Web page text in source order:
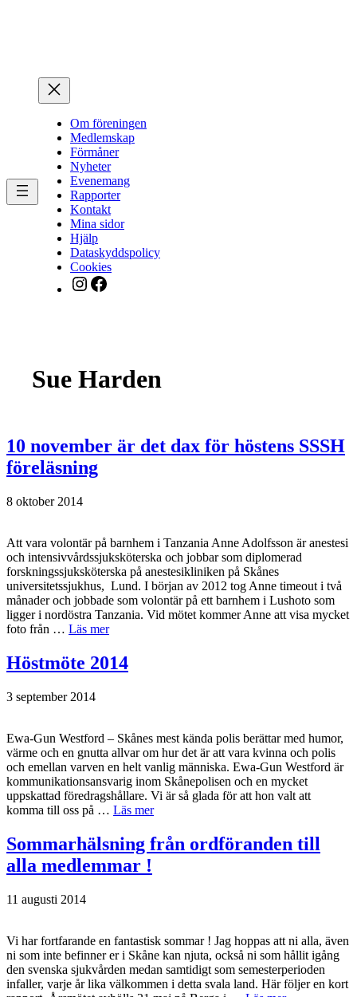
Om föreningen
Medlemskap
Förmåner
Nyheter
Evenemang
Rapporter
Kontakt
Mina sidor
Hjälp
Dataskyddspolicy
Cookies
Instagram
Facebook
Sue Harden
10 november är det dax för höstens SSSH
föreläsning
8 oktober 2014
Att vara volontär på barnhem i Tanzania Anne Adolfsson är anestesi
och intensivvårdssjuksköterska och jobbar som diplomerad
forskningssjuksköterska på anestesikliniken på Skånes
universitetssjukhus, Lund. I början av 2012 tog Anne timeout i två
månader och jobbade som volontär på ett barnhem i Lushoto som
ligger i nordöstra Tanzania. Vid mötet kommer Anne att visa mycket
foto från … Läs mer
Höstmöte 2014
3 september 2014
Ewa-Gun Westford – Skånes mest kända polis berättar med humor,
värme och en gnutta allvar om hur det är att vara kvinna och polis
och emellan varven en helt vanlig människa. Ewa-Gun Westford är
kommunikationsansvarig inom Skånepolisen och en mycket
uppskattad föredragshållare. Vi är så glada för att hon valt att
komma till oss på … Läs mer
Sommarhälsning från ordföranden till
alla medlemmar !
11 augusti 2014
Vi har fortfarande en fantastisk sommar ! Jag hoppas att ni alla, även
ni som inte befinner er i Skåne kan njuta, också ni som hållit igång
den svenska sjukvården medan samtidigt som semesterperioden
infaller, varje år lika välkommen i detta svala land. Här följer en kort